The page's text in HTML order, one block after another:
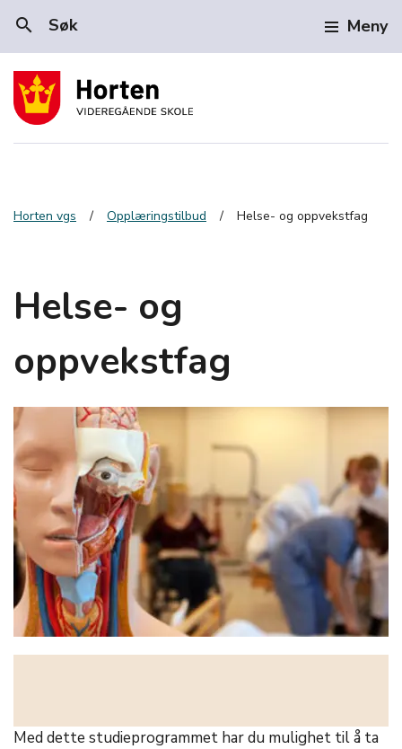
search Søk Meny
Horten vgs Opplæringstilbud Helse- og oppvekstfag
Helse- og
oppvekstfag
Med dette studieprogrammet har du mulighet til å ta